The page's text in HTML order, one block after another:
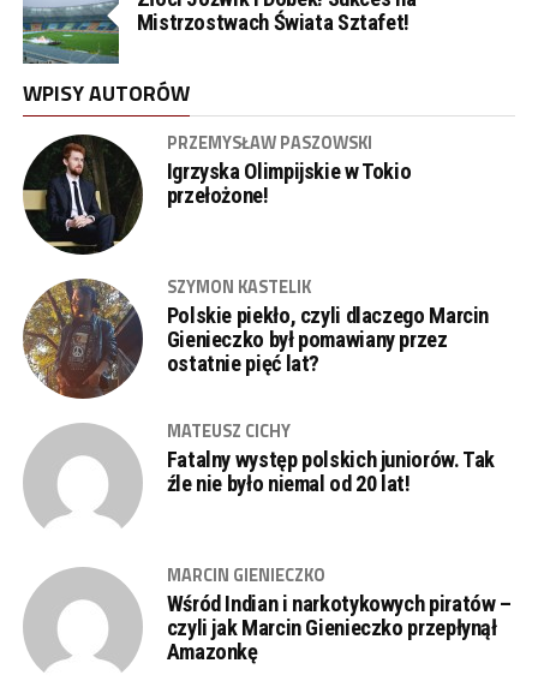
Mistrzostwach Świata Sztafet!
WPISY AUTORÓW
PRZEMYSŁAW PASZOWSKI
Igrzyska Olimpijskie w Tokio
przełożone!
SZYMON KASTELIK
Polskie piekło, czyli dlaczego Marcin
Gienieczko był pomawiany przez
ostatnie pięć lat?
MATEUSZ CICHY
Fatalny występ polskich juniorów. Tak
źle nie było niemal od 20 lat!
MARCIN GIENIECZKO
Wśród Indian i narkotykowych piratów –
czyli jak Marcin Gienieczko przepłynął
Amazonkę